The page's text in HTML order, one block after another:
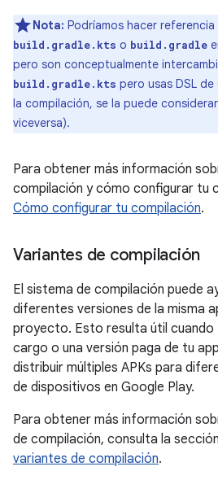
Nota: Podríamos hacer
build.gradle.kts o build.gradle
pero son conceptualmente
build.gradle.kts pero usas DSL
la compilación, se la puede considerar
viceversa).
Para obtener más información
compilación y cómo configurar tu
Cómo configurar tu compilación.
Variantes de compilación
El sistema de compilación puede
diferentes versiones de la misma
proyecto. Esto resulta útil cuando
cargo o una versión paga de tu
distribuir múltiples APKs para
de dispositivos en Google Play.
Para obtener más información
de compilación, consulta la sección
variantes de compilación.